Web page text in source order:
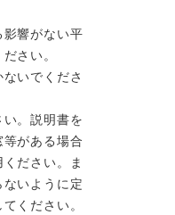
影響がない平
さい。
いでくださ
い。説明書を
がある場合
ださい。ま
いように定
ください。